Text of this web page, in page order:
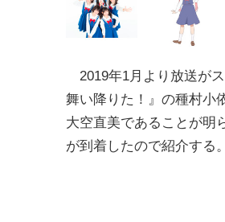
2019年1月より放送が
舞い降りた！』の種村小
大空直美であることが明
が到着したので紹介する。